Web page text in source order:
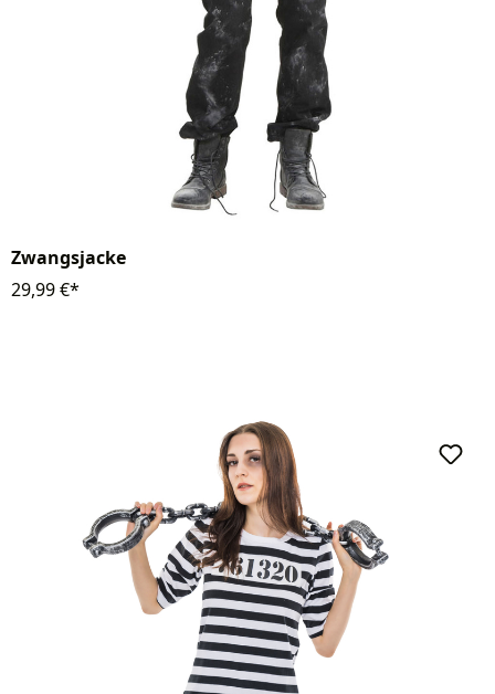
Zwangsjacke
29,99 €*